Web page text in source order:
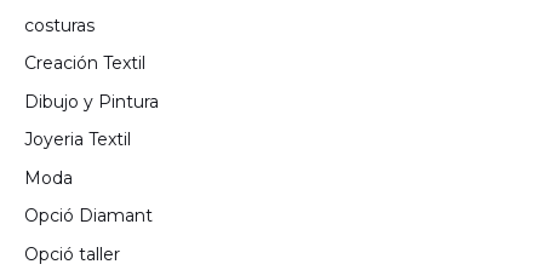
costuras
Creación Textil
Dibujo y Pintura
Joyeria Textil
Moda
Opció Diamant
Opció taller